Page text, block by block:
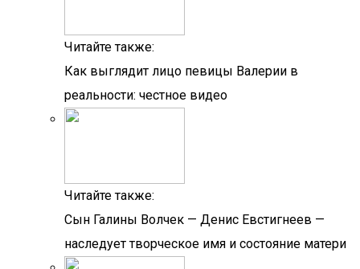
Читайте также:
Как выглядит лицо певицы Валерии в
реальности: честное видео
Читайте также:
Сын Галины Волчек — Денис Евстигнеев —
наследует творческое имя и состояние матери